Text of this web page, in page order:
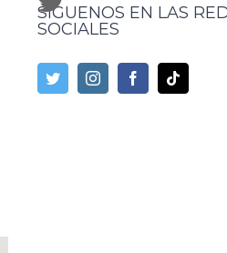
SÍGUENOS EN LAS
SOCIALES